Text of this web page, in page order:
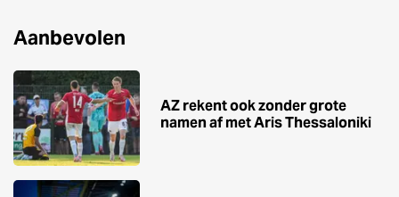
Aanbevolen
AZ rekent ook zonder grote
namen af met Aris Thessaloniki